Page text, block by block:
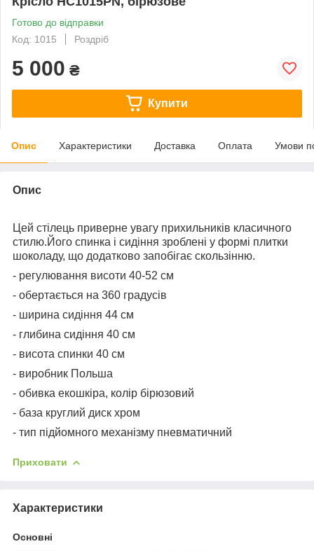
Готово до відправки
Код: 1015
Роздріб
5 000 ₴
Купити
Опис Характеристики Доставка Оплата Умови
Опис
Цей стілець приверне увагу прихильників класичного
стилю.Його спинка і сидіння зроблені у формі плитки
шоколаду, що додатково запобігає скользінню.
- регулювання висоти 40-52 см
- обертається на 360 градусів
- ширина сидіння 44 см
- глибина сидіння 40 см
- висота спинки 40 см
- виробник Польша
- обивка екошкіра, колір бірюзовий
- база круглий диск хром
- тип підйомного механізму пневматичний
Приховати
Характеристики
Основні